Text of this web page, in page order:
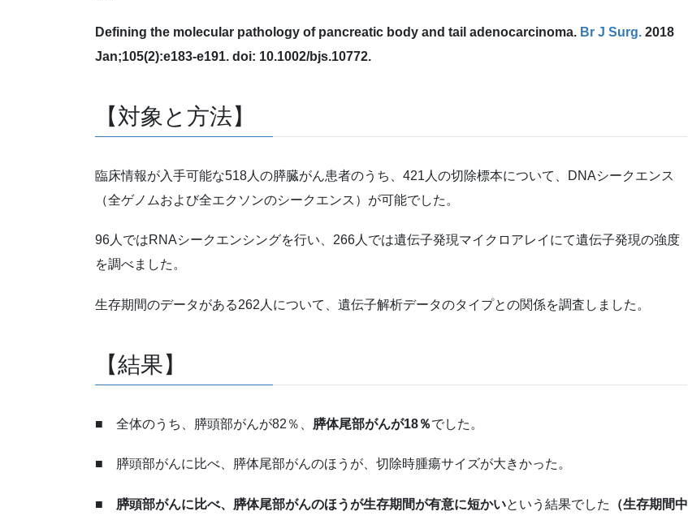
Defining the molecular pathology of pancreatic body and tail adenocarcinoma. Br J Surg. 2018
Jan;105(2):e183-e191. doi: 10.1002/bjs.10772.
【対象と方法】
臨床情報が入手可能な518人の膵臓がん患者のうち、421人の切除標本について、DNAシークエンス
（全ゲノムおよび全エクソンのシークエンス）が可能でした。
96人ではRNAシークエンシングを行い、266人では遺伝子発現マイクロアレイにて遺伝子発現の強度
を調べました。
生存期間のデータがある262人について、遺伝子解析データのタイプとの関係を調査しました。
【結果】
■ 全体のうち、膵頭部がんが82％、 膵体尾部がんが18％でした。
■ 膵頭部がんに比べ、膵体尾部がんのほうが、切除時腫瘍サイズが大きかった。
■ 膵頭部がんに比べ、膵体尾部がんのほうが生存期間が有意に短かいという結果でした
（生存期間中